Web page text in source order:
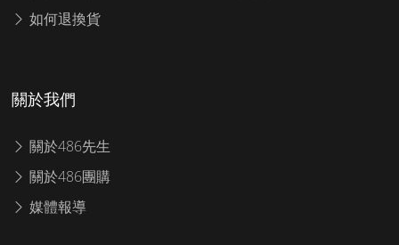
如何退換貨
關於我們
關於486先生
關於486團購
媒體報導